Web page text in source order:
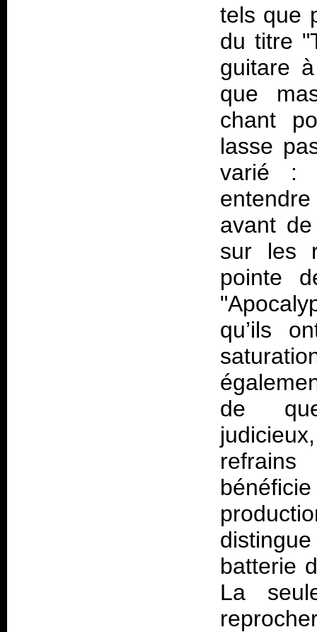
tels que
du titre
guitare
que
chant
lasse
varié :
avant
sur les
pointe
qu’ils
de
refrains
batterie
La